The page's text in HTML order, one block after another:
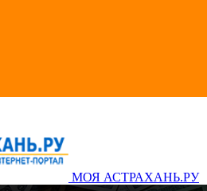
МОЯ АСТРАХАНЬ.РУ